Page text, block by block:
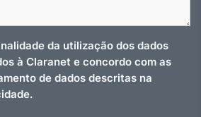
da utilização dos dados
à Claranet e concordo com as
de dados descritas na